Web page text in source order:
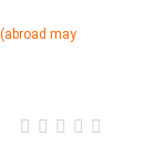
(abroad may